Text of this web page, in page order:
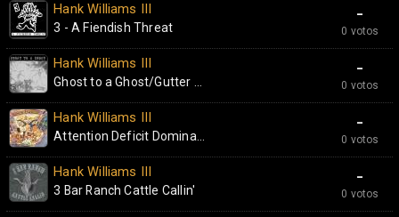
-
0 votos
Hank Williams III
3 - A Fiendish Threat
-
0 votos
Hank Williams III
Ghost to a Ghost/Gutter ...
-
0 votos
Hank Williams III
Attention Deficit Domina...
-
0 votos
Hank Williams III
3 Bar Ranch Cattle Callin'